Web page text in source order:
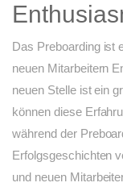
Das Preboarding ist
neuen Mitarbeitern
neuen Stelle ist ein
können diese
während der
Erfolgsgeschichten
und neuen